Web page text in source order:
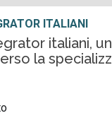
ITALIANI
italiani,
la